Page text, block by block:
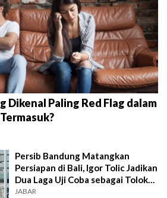
Dikenal Paling Red Flag dalam
Persib Bandung Matangkan
Persiapan di Bali, Igor Tolic Jadikan
Dua Laga Uji Coba sebagai Tolok
Ukur
JABAR